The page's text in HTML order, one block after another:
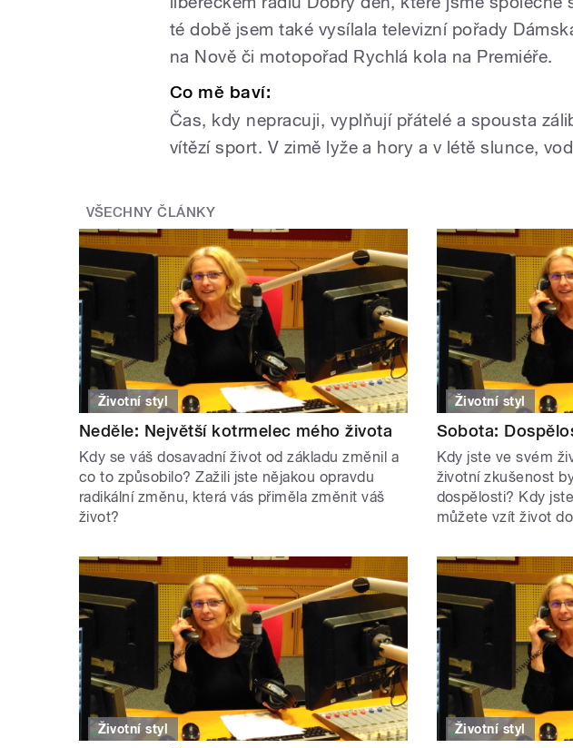
té době jsem také vysílala televizní pořady
na Nově či motopořad Rychlá kola na Premiéře.
Co mě baví:
Čas, kdy nepracuji, vyplňují přátelé a spousta
vítězí sport. V zimě lyže a hory a v létě slunce,
VŠECHNY ČLÁNKY
Životní styl
Neděle: Největší kotrmelec mého života
Kdy se váš dosavadní život od základu změnil a
co to způsobilo? Zažili jste nějakou opravdu
radikální změnu, která vás přiměla změnit váš
život?
Životní styl
Sobota:
Kdy jste ve svém
životní zkušenost
dospělosti? Kdy
můžete vzít život
Životní styl Životní styl